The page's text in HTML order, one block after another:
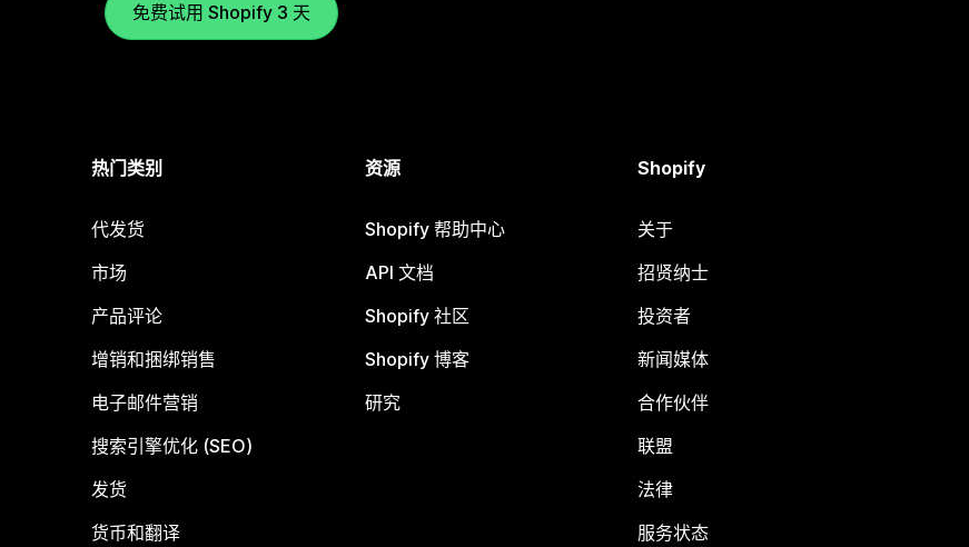
免费试用 Shopify 3 天
热门类别
代发货
市场
产品评论
增销和捆绑销售
电子邮件营销
搜索引擎优化 (SEO)
发货
货币和翻译
资源
Shopify 帮助中心
API 文档
Shopify 社区
Shopify 博客
研究
Shopify
关于
招贤纳士
投资者
新闻媒体
合作伙伴
联盟
法律
服务状态